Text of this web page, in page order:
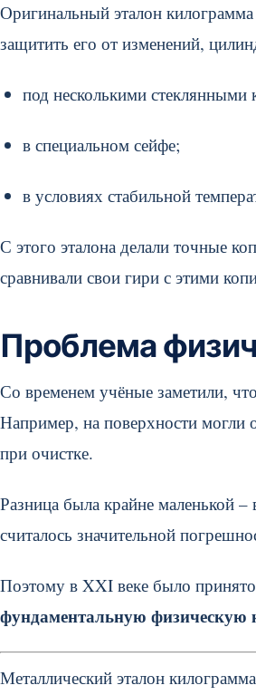
Оригинальный эталон
защитить его от изменений,
под несколькими стеклянными
в специальном сейфе;
в условиях стабильной
С этого эталона делали точные
сравнивали свои гири с этими
Проблема
Со временем учёные заметили,
Например, на поверхности могли
при очистке.
Разница была крайне маленькой
считалось значительной
Поэтому в XXI веке было принято
фундаментальную физическую
Металлический эталон